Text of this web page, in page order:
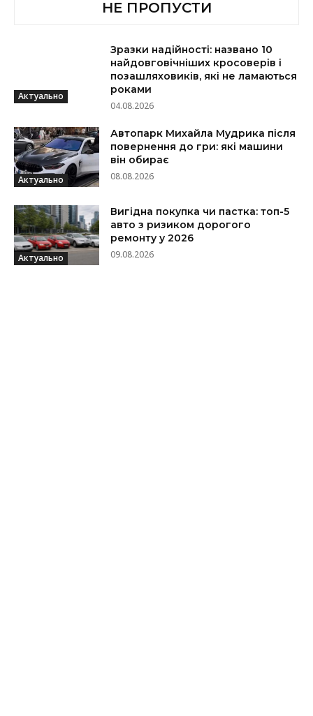
НЕ ПРОПУСТИ
Актуально
Зразки надійності: названо 10
найдовговічніших кросоверів і
позашляховиків, які не ламаються
роками
04.08.2026
Актуально
Автопарк Михайла Мудрика після
повернення до гри: які машини
він обирає
08.08.2026
Актуально
Вигідна покупка чи пастка: топ-5
авто з ризиком дорогого
ремонту у 2026
09.08.2026